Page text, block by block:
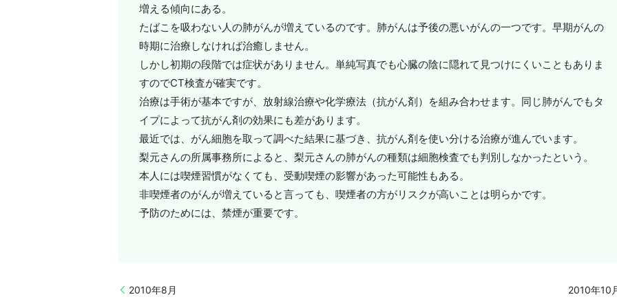
増える傾向にある。
たばこを吸わない人の肺がんが増えているのです。肺がんは予後の悪いがんの一つです。早期がんの
時期に治療しなければ治癒しません。
しかし初期の段階では症状がありません。単純写真でも心臓の陰に隠れて見つけにくいこともありま
すのでCT検査が確実です。
治療は手術が基本ですが、放射線治療や化学療法（抗がん剤）を組み合わせます。同じ肺がんでもタ
イプによって抗がん剤の効果にも差があります。
最近では、がん細胞を取って調べた結果に基づき、抗がん剤を使い分ける治療が進んでいます。
梨元さんの所属事務所によると、梨元さんの肺がんの種類は細胞検査でも判別しなかったという。
本人には喫煙習慣がなくても、受動喫煙の影響があった可能性もある。
非喫煙者のがんが増えていると言っても、喫煙者の方がリスクが高いことは明らかです。
予防のためには、禁煙が重要です。
2010年8月 2010年10